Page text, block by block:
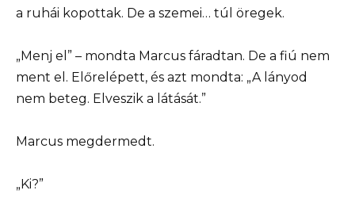
a ruhái kopottak. De a szemei… túl öregek.
„Menj el” – mondta Marcus fáradtan. De a fiú nem
ment el. Előrelépett, és azt mondta: „A lányod
nem beteg. Elveszik a látását.”
Marcus megdermedt.
„Ki?”